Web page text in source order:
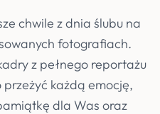
chwile z dnia ślubu na
fotografiach.
z pełnego reportażu
każdą emocję,
dla Was oraz